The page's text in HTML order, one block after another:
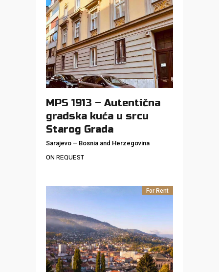
MPS 1913 – Autentična
gradska kuća u srcu
Starog Grada
Sarajevo – Bosnia and Herzegovina
ON REQUEST
For Rent